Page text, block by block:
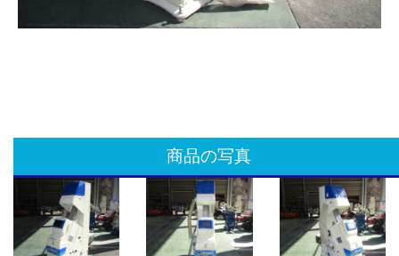
商品の写真